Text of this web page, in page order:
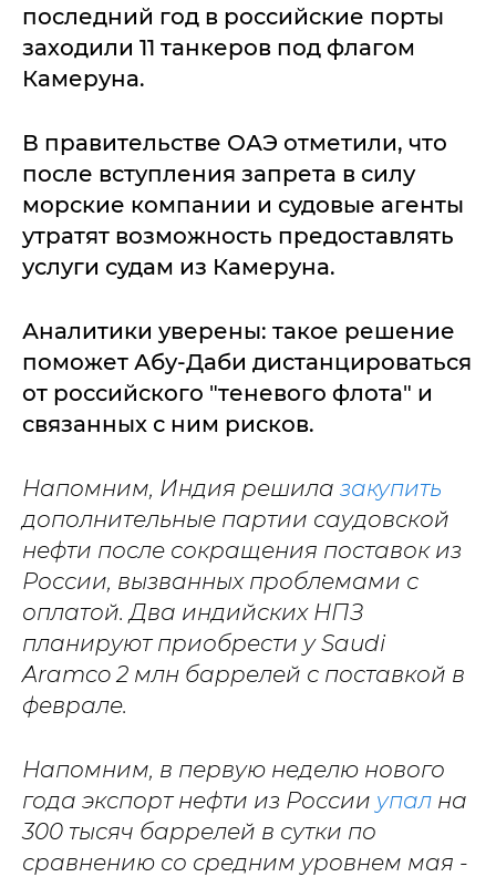
последний год в российские порты
заходили 11 танкеров под флагом
Камеруна.
В правительстве ОАЭ отметили, что
после вступления запрета в силу
морские компании и судовые агенты
утратят возможность предоставлять
услуги судам из Камеруна.
Аналитики уверены: такое решение
поможет Абу-Даби дистанцироваться
от российского "теневого флота" и
связанных с ним рисков.
Напомним, Индия решила закупить
дополнительные партии саудовской
нефти после сокращения поставок из
России, вызванных проблемами с
оплатой. Два индийских НПЗ
планируют приобрести у Saudi
Aramco 2 млн баррелей с поставкой в
феврале.
Напомним, в первую неделю нового
года экспорт нефти из России упал на
300 тысяч баррелей в сутки по
сравнению со средним уровнем мая -